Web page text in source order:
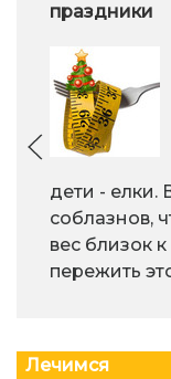
праздники
дети - елки.
соблазнов,
вес близок
пережить
Лечимся